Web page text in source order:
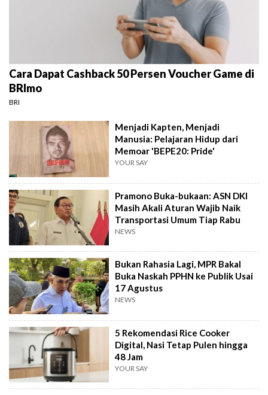
Cara Dapat Cashback 50 Persen Voucher Game di
BRImo
BRI
Menjadi Kapten, Menjadi
Manusia: Pelajaran Hidup dari
Memoar 'BEPE20: Pride'
YOUR SAY
Pramono Buka-bukaan: ASN DKI
Masih Akali Aturan Wajib Naik
Transportasi Umum Tiap Rabu
NEWS
Bukan Rahasia Lagi, MPR Bakal
Buka Naskah PPHN ke Publik Usai
17 Agustus
NEWS
5 Rekomendasi Rice Cooker
Digital, Nasi Tetap Pulen hingga
48 Jam
YOUR SAY